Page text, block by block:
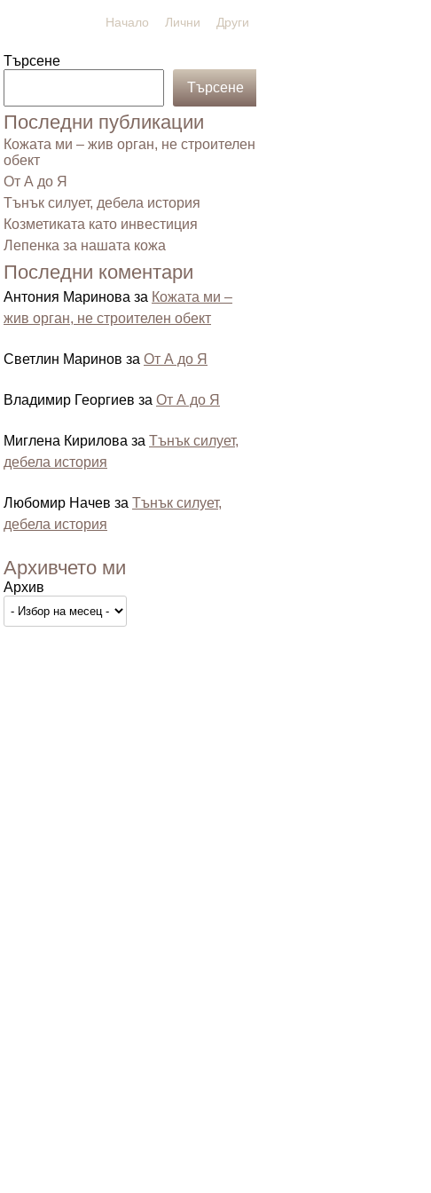
Начало Лични Други
Търсене
Търсене
Последни публикации
Кожата ми – жив орган, не строителен
обект
От А до Я
Тънък силует, дебела история
Козметиката като инвестиция
Лепенка за нашата кожа
Последни коментари
Антония Маринова за Кожата ми –
жив орган, не строителен обект
Светлин Маринов за От А до Я
Владимир Георгиев за От А до Я
Миглена Кирилова за Тънък силует,
дебела история
Любомир Начев за Тънък силует,
дебела история
Архивчето ми
Архив